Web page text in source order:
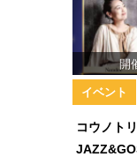
開
イベント
コウノト